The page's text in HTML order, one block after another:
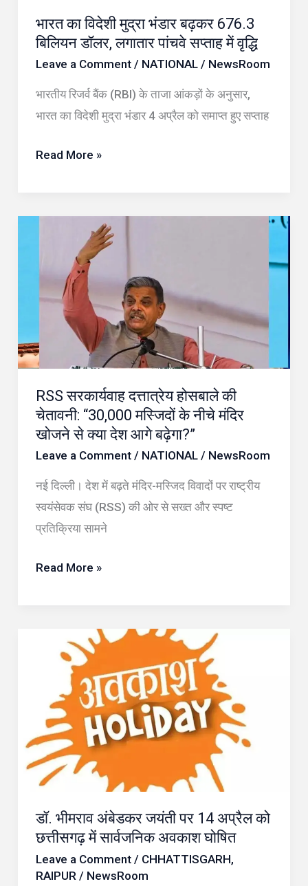
भारत का विदेशी मुद्रा भंडार बढ़कर 676.3
बिलियन डॉलर, लगातार पांचवे सप्ताह में वृद्धि
Leave a Comment / NATIONAL/ NewsRoom
भारतीय रिजर्व बैंक (RBI) के ताजा आंकड़ों के अनुसार,
भारत का विदेशी मुद्रा भंडार 4 अप्रैल को समाप्त हुए सप्ताह
डॉलर,
लगातार
पांचवे
सप्ताह
में
Read More »
RSS सरकार्यवाह दत्तात्रेय होसबाले की
चेतावनी: “30,000 मस्जिदों के नीचे मंदिर
खोजने से क्या देश आगे बढ़ेगा?”
Leave a Comment / NATIONAL/ NewsRoom
नई दिल्ली। देश में बढ़ते मंदिर-मस्जिद विवादों पर राष्ट्रीय
स्वयंसेवक संघ (RSS) की ओर से सख्त और स्पष्ट
प्रतिक्रिया सामने
होसबाले
“30,000
के
नीचे
मंदिर
खोजने
से
क्या
देश
बढ़ेगा?”
Read More »
डॉ. भीमराव अंबेडकर जयंती पर 14 अप्रैल को
छत्तीसगढ़ में सार्वजनिक अवकाश घोषित
Leave a Comment / CHHATTISGARH,
RAIPUR / NewsRoom
भीमराव
जयंती
पर
14
अप्रैल
को
छत्तीसगढ़
में
अवकाश